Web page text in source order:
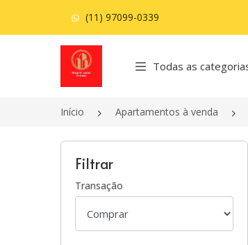
(11) 97099-0339
Página inicial
Todas as
Início Apartamentos à venda
Filtrar
Transação